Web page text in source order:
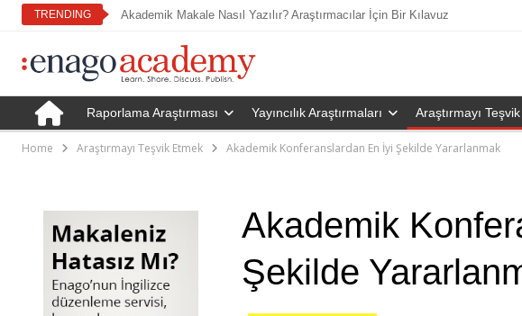
TRENDING Akademik Makale Nasıl Yazılır? Araştırmacılar İçin Bir Kılavuz
Raporlama Araştırması Yayıncılık Araştırmaları Araştırmayı
Home Araştırmayı Teşvik Etmek Akademik Konferanslardan En İyi Şekilde Yararlanmak
Akademik
Şekilde